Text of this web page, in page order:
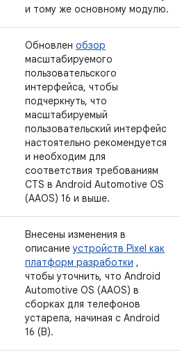
и тому же основному модулю.
Обновлен обзор
масштабируемого
пользовательского
интерфейса, чтобы
подчеркнуть, что
масштабируемый
пользовательский интерфейс
настоятельно рекомендуется
и необходим для
соответствия требованиям
CTS в Android Automotive OS
(AAOS) 16 и выше.
Внесены изменения в
описаниеустройств Pixel как
платформ разработки ,
чтобы уточнить, что Android
Automotive OS (AAOS) в
сборках для телефонов
устарела, начиная с Android
16 (B).